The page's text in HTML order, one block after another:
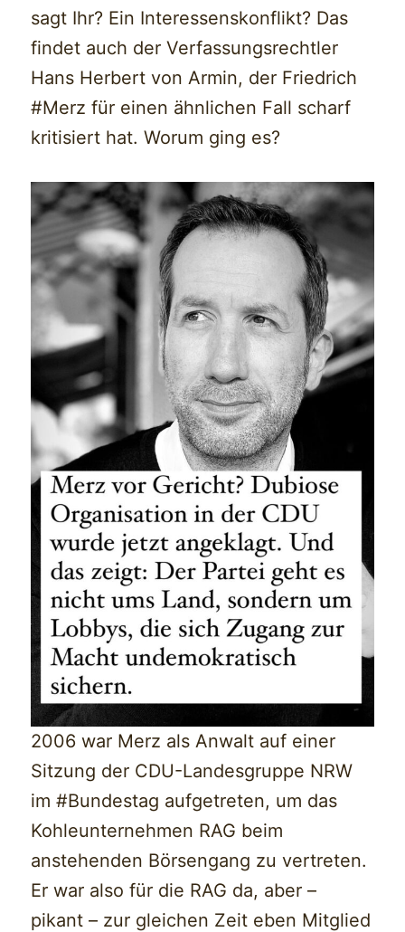
sagt Ihr? Ein Interessenskonflikt? Das
findet auch der Verfassungsrechtler
Hans Herbert von Armin, der Friedrich
#Merz für einen ähnlichen Fall scharf
kritisiert hat. Worum ging es?
2006 war Merz als Anwalt auf einer
Sitzung der CDU-Landesgruppe NRW
im #Bundestag aufgetreten, um das
Kohleunternehmen RAG beim
anstehenden Börsengang zu vertreten.
Er war also für die RAG da, aber –
pikant – zur gleichen Zeit eben Mitglied